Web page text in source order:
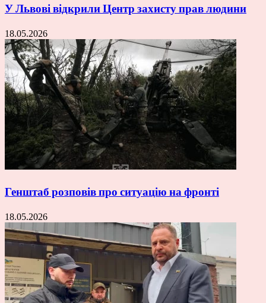
У Львові відкрили Центр захисту прав людини
18.05.2026
Генштаб розповів про ситуацію на фронті
18.05.2026